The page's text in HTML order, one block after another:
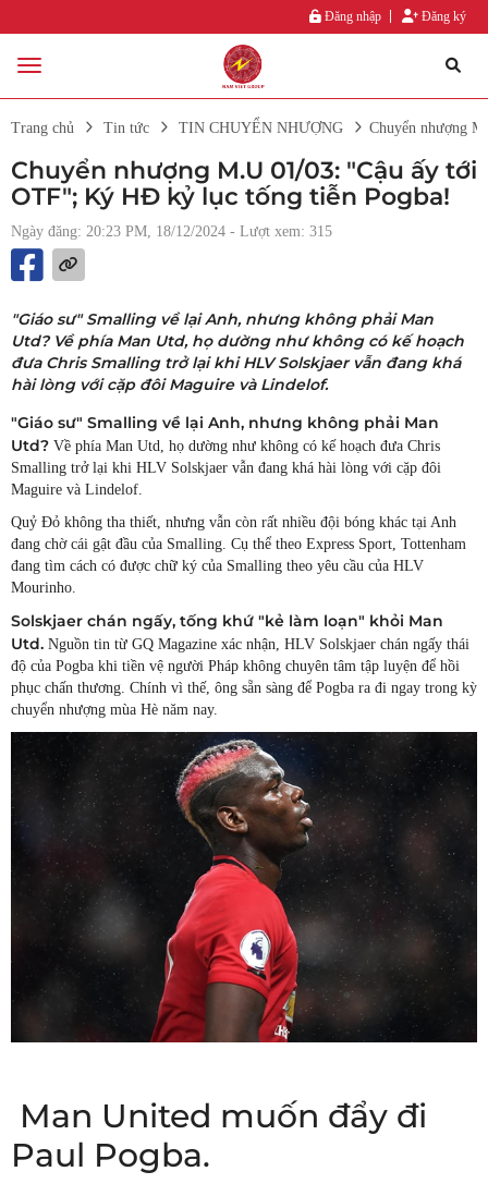
Đăng nhập Đăng ký
Trang chủ Tin tức TIN CHUYỂN NHƯỢNG Chuyển nhượng
Chuyển nhượng M.U 01/03: "Cậu ấy tới
OTF"; Ký HĐ kỷ lục tống tiễn Pogba!
Ngày đăng: 20:23 PM, 18/12/2024 - Lượt xem: 315
"Giáo sư" Smalling về lại Anh, nhưng không phải Man
Utd? Về phía Man Utd, họ dường như không có kế hoạch
đưa Chris Smalling trở lại khi HLV Solskjaer vẫn đang khá
hài lòng với cặp đôi Maguire và Lindelof.
"Giáo sư" Smalling về lại Anh, nhưng không phải Man
Utd? Về phía Man Utd, họ dường như không có kế hoạch đưa Chris
Smalling trở lại khi HLV Solskjaer vẫn đang khá hài lòng với cặp đôi
Maguire và Lindelof.
Quỷ Đỏ không tha thiết, nhưng vẫn còn rất nhiều đội bóng khác tại Anh
đang chờ cái gật đầu của Smalling. Cụ thể theo Express Sport, Tottenham
đang tìm cách có được chữ ký của Smalling theo yêu cầu của HLV
Mourinho.
Solskjaer chán ngấy, tống khứ "kẻ làm loạn" khỏi Man
Utd. Nguồn tin từ GQ Magazine xác nhận, HLV Solskjaer chán ngấy thái
độ của Pogba khi tiền vệ người Pháp không chuyên tâm tập luyện để hồi
phục chấn thương. Chính vì thế, ông sẵn sàng để Pogba ra đi ngay trong kỳ
chuyển nhượng mùa Hè năm nay.
Man United muốn đẩy đi
Paul Pogba.